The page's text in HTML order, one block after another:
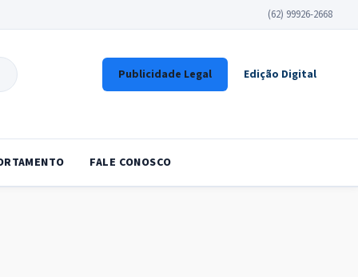
(62) 99926-2668
Publicidade Legal Edição Digital
FALE CONOSCO